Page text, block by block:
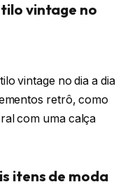
vintage no
vintage no dia a dia
retrô, como
com uma calça
itens de moda